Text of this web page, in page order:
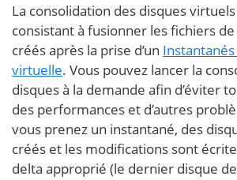
La consolidation des disques
consistant à fusionner les fichiers
créés après la prise d’un
virtuelle. Vous pouvez lancer la
disques à la demande afin d’éviter
des performances et d’autres
vous prenez un instantané, des
créés et les modifications sont
delta approprié (le dernier disque